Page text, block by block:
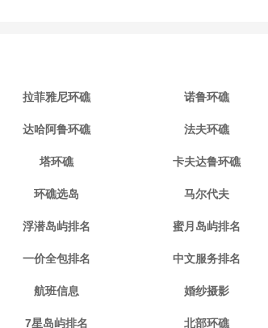
拉菲雅尼环礁 诺鲁环礁
达哈阿鲁环礁 法夫环礁
塔环礁 卡夫达鲁环礁
环礁选岛 马尔代夫
浮潜岛屿排名 蜜月岛屿排名
一价全包排名 中文服务排名
航班信息 婚纱摄影
7星岛屿排名 北部环礁